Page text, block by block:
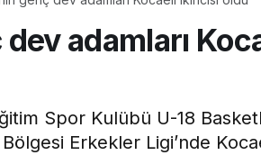
dev adamları
Spor Kulübü U-18
Erkekler Ligi’ndeSon